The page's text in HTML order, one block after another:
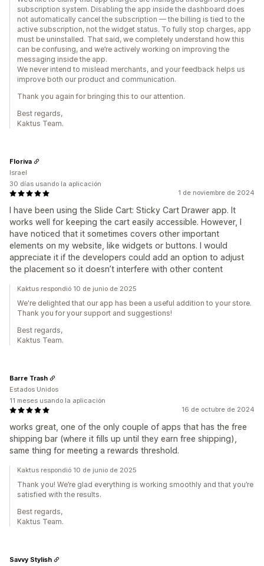
subscription system. Disabling the app inside the dashboard does
not automatically cancel the subscription — the billing is tied to the
active subscription, not the widget status. To fully stop charges, app
must be uninstalled. That said, we completely understand how this
can be confusing, and we’re actively working on improving the
messaging inside the app.
We never intend to mislead merchants, and your feedback helps us
improve both our product and communication.
Thank you again for bringing this to our attention.
Best regards,
Kaktus Team.
1 de noviembre de 2024
I have been using the Slide Cart: Sticky Cart Drawer app. It
works well for keeping the cart easily accessible. However, I
have noticed that it sometimes covers other important
elements on my website, like widgets or buttons. I would
appreciate it if the developers could add an option to adjust
the placement so it doesn’t interfere with other content
Floriva
Israel
30 días usando la aplicación
Kaktus respondió 10 de junio de 2025
We're delighted that our app has been a useful addition to your store.
Thank you for your support and suggestions!
Best regards,
Kaktus Team.
16 de octubre de 2024
works great, one of the only couple of apps that has the free
shipping bar (where it fills up until they earn free shipping),
same thing for meeting a rewards threshold.
Barre Trash
Estados Unidos
11 meses usando la aplicación
Kaktus respondió 10 de junio de 2025
Thank you! We’re glad everything is working smoothly and that you’re
satisfied with the results.
Best regards,
Kaktus Team.
Savvy Stylish